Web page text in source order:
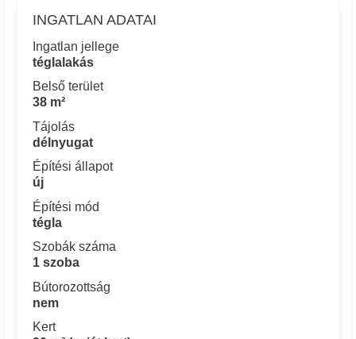
INGATLAN ADATAI
Ingatlan jellege
téglalakás
Belső terület
38 m²
Tájolás
délnyugat
Építési állapot
új
Építési mód
tégla
Szobák száma
1 szoba
Bútorozottság
nem
Kert